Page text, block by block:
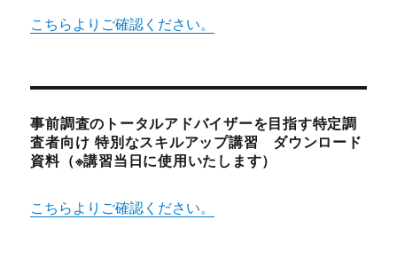
こちらよりご確認ください。
事前調査のトータルアドバイザーを目指す特定調
査者向け 特別なスキルアップ講習 ダウンロード
資料（※講習当日に使用いたします）
こちらよりご確認ください。